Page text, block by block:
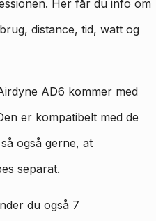
Her får du info om
distance, tid, watt og
AD6 kommer med
er kompatibelt med de
også gerne, at
separat.
du også 7